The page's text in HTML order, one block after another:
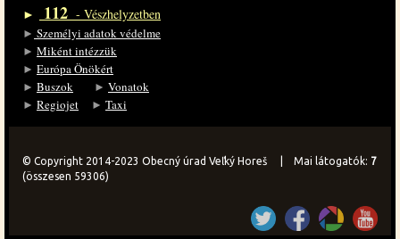
► 112 - Vész­hely­zet­ben
► Sze­mé­lyi ada­tok vé­del­me
► Mi­ként in­téz­zük
► Eu­ró­pa Önö­kért
► Bu­szok ► Vo­na­tok
► Re­gi­o­jet ► Ta­xi
© Copyright 2014-2023 Obecný úrad Veľký Horeš | Mai látogatók: 7
(összesen 59306)